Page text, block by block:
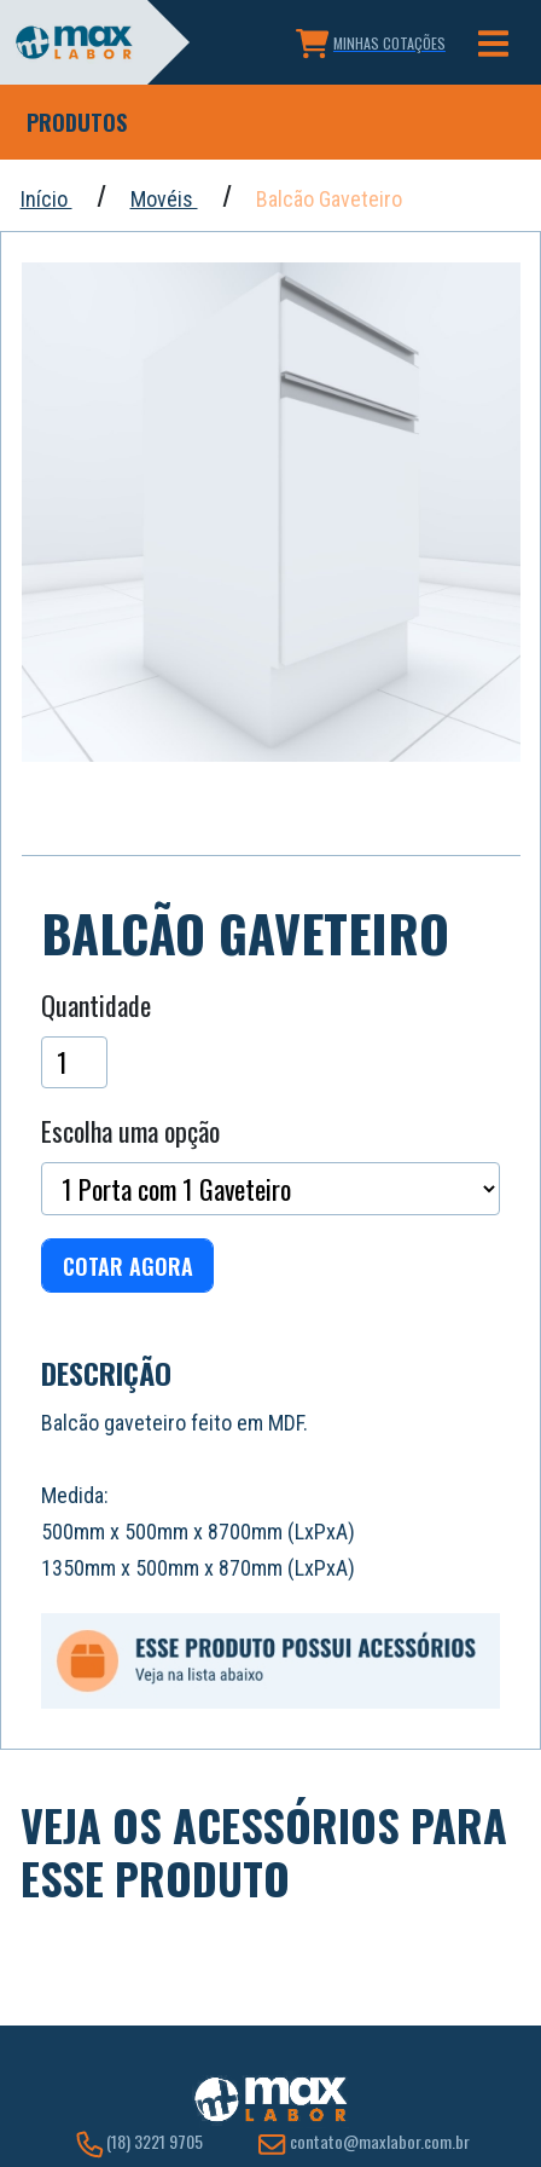
MINHAS COTAÇÕES
PRODUTOS
Início Movéis Balcão Gaveteiro
BALCÃO GAVETEIRO
Quantidade
Escolha uma opção
COTAR AGORA
DESCRIÇÃO
Balcão gaveteiro feito em MDF.
Medida:
500mm x 500mm x 8700mm (LxPxA)
1350mm x 500mm x 870mm (LxPxA)
VEJA OS ACESSÓRIOS PARA
ESSE PRODUTO
(18) 3221 9705
contato@maxlabor.com.br